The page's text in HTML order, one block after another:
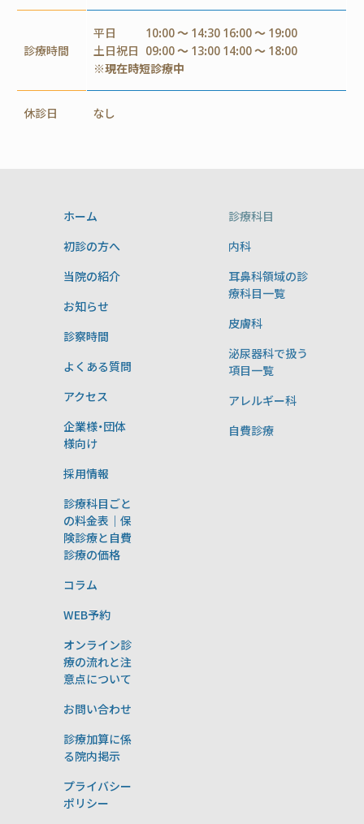
診療時間
平日
10:00 ～ 14:30 16:00 ～ 19:00
土日祝日 09:00 ～ 13:00 14:00 ～ 18:00
※現在時短診療中
休診日 なし
ホーム
初診の方へ
当院の紹介
お知らせ
診察時間
よくある質問
アクセス
企業様・団体
様向け
採用情報
診療科目ごと
の料金表｜保
険診療と自費
診療の価格
コラム
WEB予約
オンライン診
療の流れと注
意点について
お問い合わせ
診療加算に係
る院内掲示
プライバシー
ポリシー
診療科目
内科
耳鼻科領域の診
療科目一覧
皮膚科
泌尿器科で扱う
項目一覧
アレルギー科
自費診療